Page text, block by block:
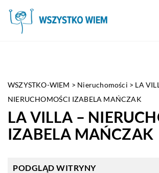
WSZYSTKO-WIEM > Nieruchomości > LA
NIERUCHOMOŚCI IZABELA MAŃCZAK
LA VILLA –
IZABELA MAŃCZAK
PODGLĄD WITRYNY